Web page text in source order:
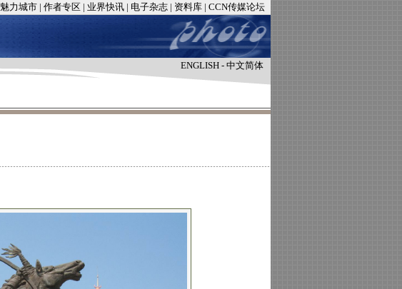
魅力城市 | 作者专区 | 业界快讯 | 电子杂志 | 资料库 | CCN传媒论坛
ENGLISH - 中文简体